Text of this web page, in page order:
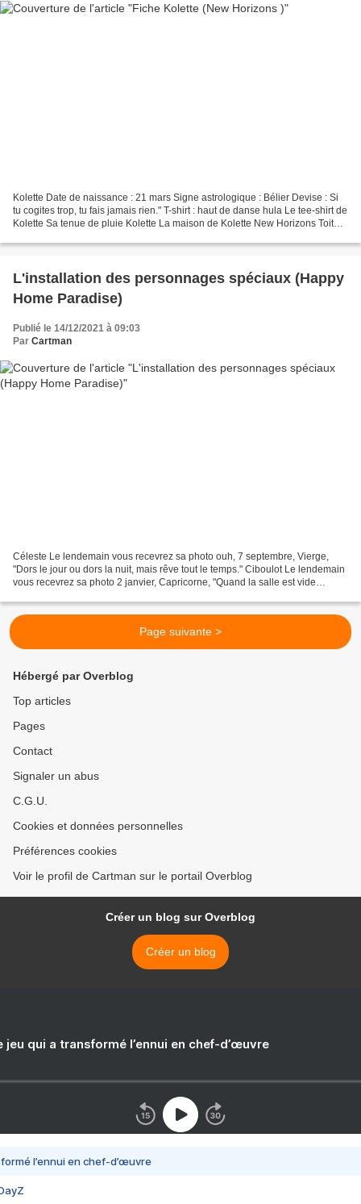
Kolette Date de naissance : 21 mars Signe astrologique : Bélier Devise : Si
tu cogites trop, tu fais jamais rien." T-shirt : haut de danse hula Le tee-shirt de
Kolette Sa tenue de pluie Kolette La maison de Kolette New Horizons Toit
L'installation des personnages spéciaux (Happy
Home Paradise)
Publié le 14/12/2021 à 09:03
Par Cartman
Céleste Le lendemain vous recevrez sa photo ouh, 7 septembre, Vierge,
"Dors le jour ou dors la nuit, mais rêve tout le temps." Ciboulot Le lendemain
vous recevrez sa photo 2 janvier, Capricorne, "Quand la salle est vide
Page suivante >
Hébergé par Overblog
Top articles
Pages
Contact
Signaler un abus
C.G.U.
Cookies et données personnelles
Préférences cookies
Voir le profil de Cartman sur le portail Overblog
Créer un blog sur Overblog
Créer un blog
jeu qui a transformé l’ennui en chef-d’œuvre
l’ennui en chef-d’œuvre